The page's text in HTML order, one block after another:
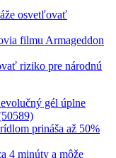
osvetľovať
filmu Armageddon
riziko pre národnú
gél úplne
prináša až 50%
4 minúty a môže